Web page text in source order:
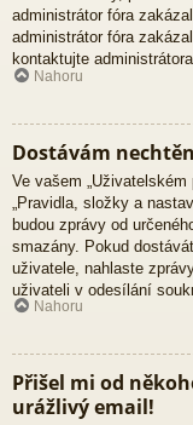
administrátor fóra
administrátor fóra
kontaktujte
Nahoru
Dostávám
Ve vašem „Uživatelském
„Pravidla, složky a
budou zprávy od
smazány. Pokud
uživatele, nahlaste
uživateli v odesílání
Nahoru
Přišel mi od
urážlivý email!